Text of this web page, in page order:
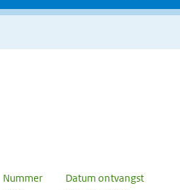
Nummer Datum ontvangst